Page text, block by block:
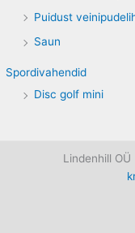
Puidust
Saun
Spordivahendid
Disc golf mini
Lindenhill